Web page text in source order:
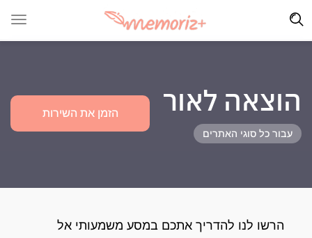
הוצאה לאור
עבור כל סוגי האתרים
הזמן את השירות
הרשו לנו להדריך אתכם במסע משמעותי אל